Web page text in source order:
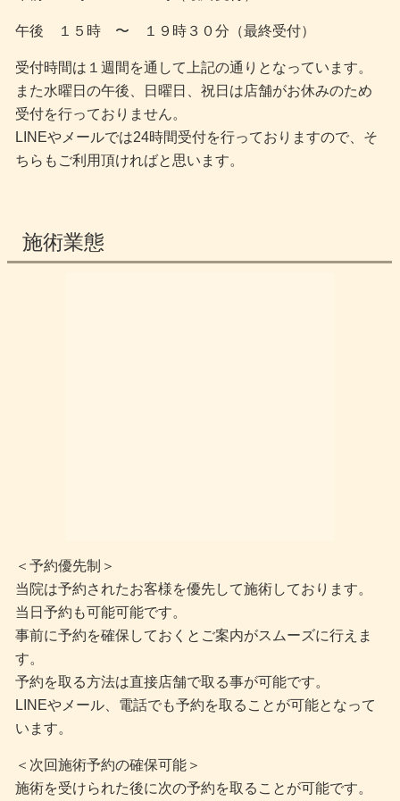
午後 １５時 〜 １９時３０分（最終受付）
受付時間は１週間を通して上記の通りとなっています。
また水曜日の午後、日曜日、祝日は店舗がお休みのため
受付を行っておりません。
LINEやメールでは24時間受付を行っておりますので、そ
ちらもご利用頂ければと思います。
施術業態
＜予約優先制＞
当院は予約されたお客様を優先して施術しております。
当日予約も可能可能です。
事前に予約を確保しておくとご案内がスムーズに行えま
す。
予約を取る方法は直接店舗で取る事が可能です。
LINEやメール、電話でも予約を取ることが可能となって
います。
＜次回施術予約の確保可能＞
施術を受けられた後に次の予約を取ることが可能です。